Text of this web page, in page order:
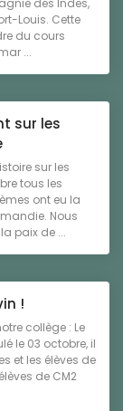
Louis. Cette
du cours
...
sur les
sur les
tous les
ont eu la
Nous
paix de ...
!
collège : Le
le 03 octobre, il
et les élèves de
de CM2